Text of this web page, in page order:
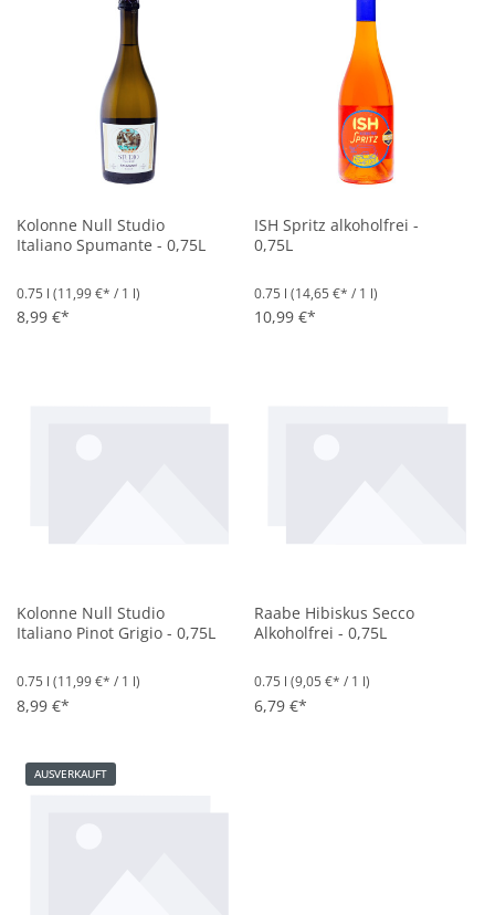
Kolonne Null Studio
Italiano Spumante - 0,75L
0.75 l (11,99 €* / 1 l)
8,99 €*
ISH Spritz alkoholfrei -
0,75L
0.75 l (14,65 €* / 1 l)
10,99 €*
Kolonne Null Studio
Italiano Pinot Grigio - 0,75L
0.75 l (11,99 €* / 1 l)
8,99 €*
Raabe Hibiskus Secco
Alkoholfrei - 0,75L
0.75 l (9,05 €* / 1 l)
6,79 €*
AUSVERKAUFT